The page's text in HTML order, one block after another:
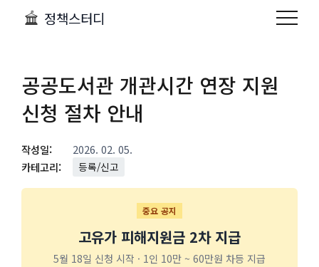
정책스터디
공공도서관 개관시간 연장 지원
신청 절차 안내
작성일:
2026. 02. 05.
카테고리:
등록/신고
중요 공지
고유가 피해지원금 2차 지급
5월 18일 신청 시작 · 1인 10만 ~ 60만원 차등 지급